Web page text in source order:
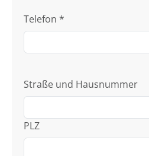
Telefon *
Straße und Hausnummer
PLZ